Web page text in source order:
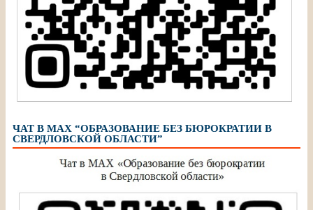
ЧАТ В МАХ “ОБРАЗОВАНИЕ БЕЗ БЮРОКРАТИИ В
СВЕРДЛОВСКОЙ ОБЛАСТИ”